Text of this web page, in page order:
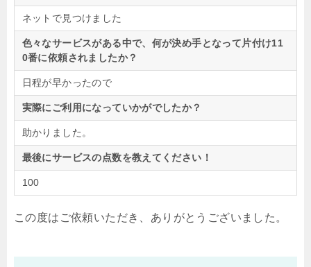
ネットで見つけました
色々なサービスがある中で、何が決め手となって片付け11
0番に依頼されましたか？
日程が早かったので
実際にご利用になっていかがでしたか？
助かりました。
最後にサービスの点数を教えてください！
100
この度はご依頼いただき、ありがとうございました。